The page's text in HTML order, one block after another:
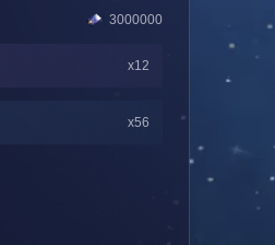
3000000
x12
x56